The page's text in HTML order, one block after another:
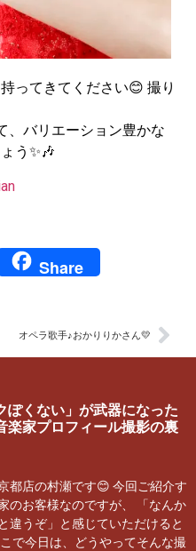
ってきてください😊 撮り
、バリエーション豊かな
う✨🎶
Share
オペラ歌手♪おかりりかさん💛
ぽくない」が武器になった
楽家プロフィール撮影の裏
都店の村瀬です😊 今回ご紹介す
のお客様なのですが、 「なんか
違うぞ」と感じていただけると
で今日は、どうやってそんな撮